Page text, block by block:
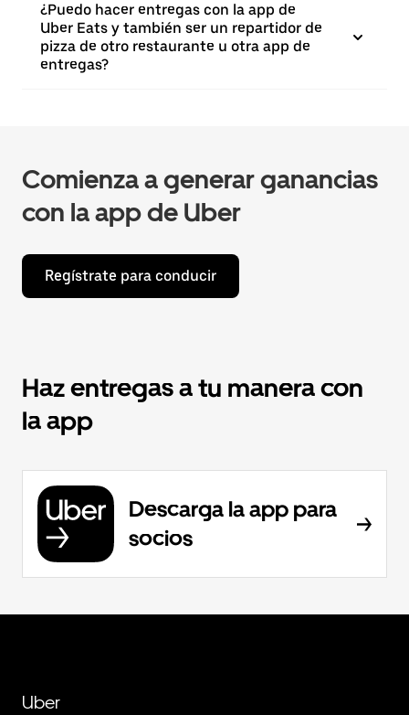
¿Puedo hacer entregas con la app de
Uber Eats y también ser un repartidor de
pizza de otro restaurante u otra app de
entregas?
Comienza a generar ganancias
con la app de Uber
Regístrate para conducir
Haz entregas a tu manera con
la app
Descarga la app para
socios
Uber